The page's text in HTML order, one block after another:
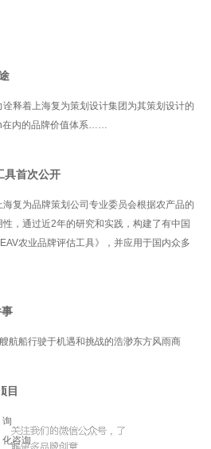
释着上海复为策划设计集团为其策划设计的
在内的品牌价值体系……
具首次公开
复为品牌策划公司专业委员会根据农产品的
，通过近2年的研究和实践，构建了有中国
农业品牌评估工具》，并应用于国内众多
航船行驶于机遇和挑战的浩渺东方风雨商
目
询
咨询